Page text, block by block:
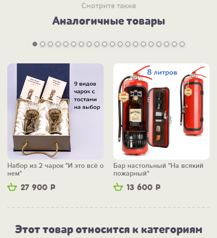
Смотрите также
Аналогичные товары
27 900 Р
Набор из 2 чарок "И это всё о
нем"
13 600 Р
Бар настольный "На всякий
пожарный"
Этот товар относится к категориям